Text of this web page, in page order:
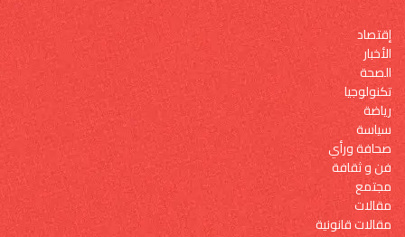
إقتصاد
الأخبار
الصحة
تكنولوجيا
رياضة
سياسة
صحافة ورأي
فن و ثقافة
مجتمع
مقالات
مقالات قانونية